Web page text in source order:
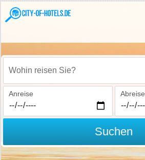
Wohin reisen Sie?
Anreise Abreise
Suchen